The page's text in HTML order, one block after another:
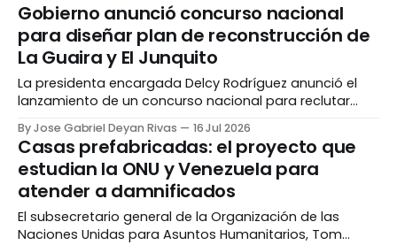
Gobierno anunció concurso nacional
para diseñar plan de reconstrucción de
La Guaira y El Junquito
La presidenta encargada Delcy Rodríguez anunció el
lanzamiento de un concurso nacional para reclutar
de reconstrucción de La Guaira y El Junquito, dos de las
zonas más golpeadas por los terremotos del pasado
24 de junio. Durante un recorrido realizado
By Jose Gabriel Deyan Rivas 16 Jul 2026
Casas prefabricadas: el proyecto que
estudian la ONU y Venezuela para
atender a damnificados
El subsecretario general de la Organización de las
Naciones Unidas para Asuntos Humanitarios, Tom